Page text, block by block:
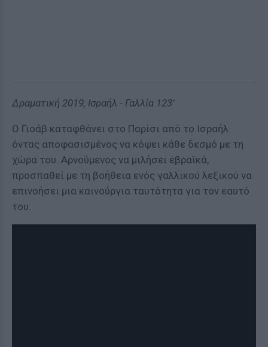
Δραματική 2019, Ισραήλ - Γαλλία 123’
Ο Γιοάβ καταφθάνει στο Παρίσι από το Ισραήλ
όντας αποφασισμένος να κόψει κάθε δεσμό με τη
χώρα του. Αρνούμενος να μιλήσει εβραϊκά,
προσπαθεί με τη βοήθεια ενός γαλλικού λεξικού να
επινοήσει μια καινούργια ταυτότητα για τον εαυτό
του.